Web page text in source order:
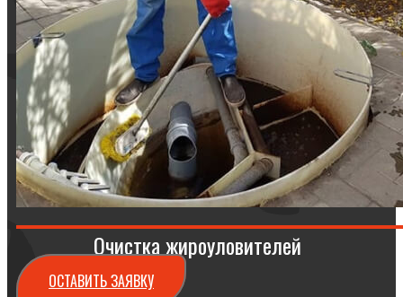
Очистка жироуловителей
ОСТАВИТЬ ЗАЯВКУ